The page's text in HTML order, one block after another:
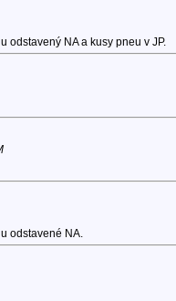
odstavený NA a kusy pneu v JP.
odstavené NA.